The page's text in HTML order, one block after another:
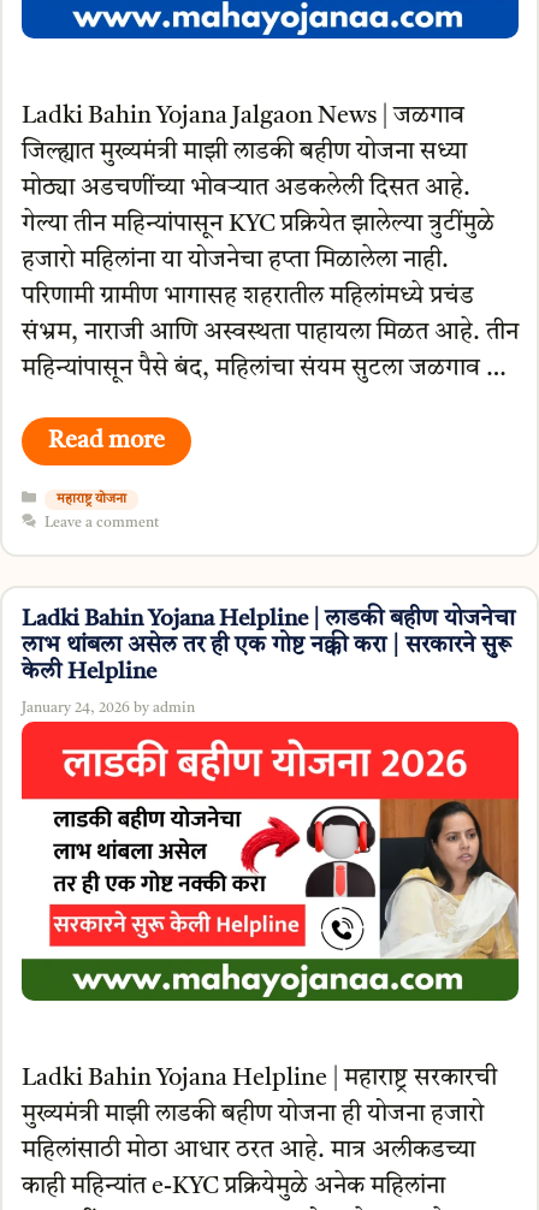
Ladki Bahin Yojana Jalgaon News | जळगाव
जिल्ह्यात मुख्यमंत्री माझी लाडकी बहीण योजना सध्या
मोठ्या अडचणींच्या भोवऱ्यात अडकलेली दिसत आहे.
गेल्या तीन महिन्यांपासून KYC प्रक्रियेत झालेल्या त्रुटींमुळे
हजारो महिलांना या योजनेचा हप्ता मिळालेला नाही.
परिणामी ग्रामीण भागासह शहरातील महिलांमध्ये प्रचंड
संभ्रम, नाराजी आणि अस्वस्थता पाहायला मिळत आहे. तीन
महिन्यांपासून पैसे बंद, महिलांचा संयम सुटला जळगाव …
Read more
Categories
महाराष्ट्र योजना
Leave a comment
Ladki Bahin Yojana Helpline | लाडकी बहीण योजनेचा
लाभ थांबला असेल तर ही एक गोष्ट नक्की करा | सरकारने सुरू
केली Helpline
January 24, 2026 by admin
Ladki Bahin Yojana Helpline | महाराष्ट्र सरकारची
मुख्यमंत्री माझी लाडकी बहीण योजना ही योजना हजारो
महिलांसाठी मोठा आधार ठरत आहे. मात्र अलीकडच्या
काही महिन्यांत e-KYC प्रक्रियेमुळे अनेक महिलांना